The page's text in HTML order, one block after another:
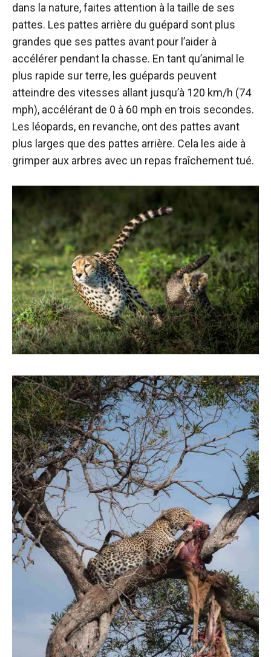
dans la nature, faites attention à la taille de ses
pattes. Les pattes arrière du guépard sont plus
grandes que ses pattes avant pour l’aider à
accélérer pendant la chasse. En tant qu’animal le
plus rapide sur terre, les guépards peuvent
atteindre des vitesses allant jusqu’à 120 km/h (74
mph), accélérant de 0 à 60 mph en trois secondes.
Les léopards, en revanche, ont des pattes avant
plus larges que des pattes arrière. Cela les aide à
grimper aux arbres avec un repas fraîchement tué.